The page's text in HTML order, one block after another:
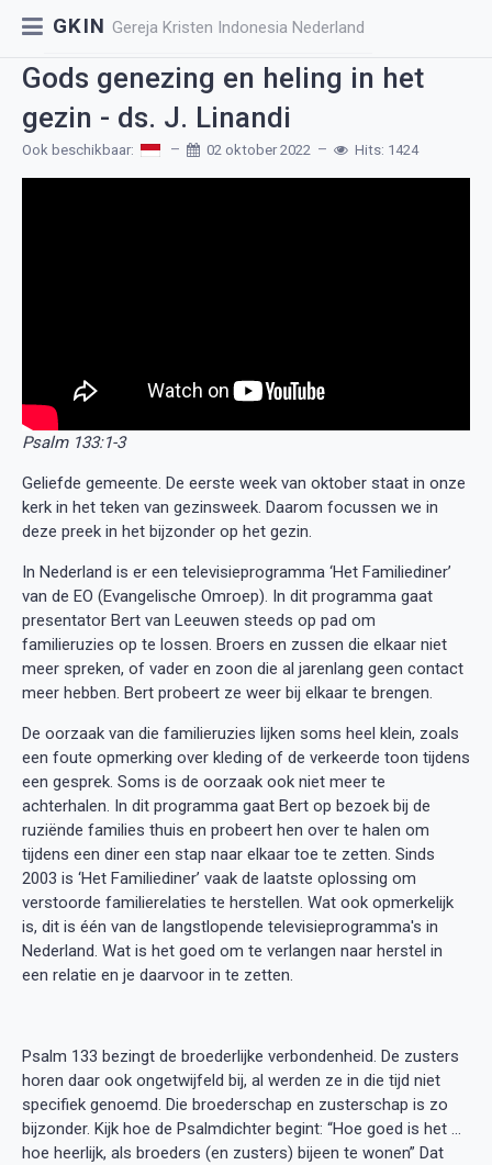
GKIN Gereja Kristen Indonesia Nederland
Gods genezing en heling in het
gezin - ds. J. Linandi
Ook beschikbaar: 02 oktober 2022 Hits: 1424
Psalm 133:1-3
Geliefde gemeente. De eerste week van oktober staat in onze
kerk in het teken van gezinsweek. Daarom focussen we in
deze preek in het bijzonder op het gezin.
In Nederland is er een televisieprogramma ‘Het Familiediner’
van de EO (Evangelische Omroep). In dit programma gaat
presentator Bert van Leeuwen steeds op pad om
familieruzies op te lossen. Broers en zussen die elkaar niet
meer spreken, of vader en zoon die al jarenlang geen contact
meer hebben. Bert probeert ze weer bij elkaar te brengen.
De oorzaak van die familieruzies lijken soms heel klein, zoals
een foute opmerking over kleding of de verkeerde toon tijdens
een gesprek. Soms is de oorzaak ook niet meer te
achterhalen. In dit programma gaat Bert op bezoek bij de
ruziënde families thuis en probeert hen over te halen om
tijdens een diner een stap naar elkaar toe te zetten. Sinds
2003 is ‘Het Familiediner’ vaak de laatste oplossing om
verstoorde familierelaties te herstellen. Wat ook opmerkelijk
is, dit is één van de langstlopende televisieprogramma's in
Nederland. Wat is het goed om te verlangen naar herstel in
een relatie en je daarvoor in te zetten.
Psalm 133 bezingt de broederlijke verbondenheid. De zusters
horen daar ook ongetwijfeld bij, al werden ze in die tijd niet
specifiek genoemd. Die broederschap en zusterschap is zo
bijzonder. Kijk hoe de Psalmdichter begint: “Hoe goed is het …
hoe heerlijk, als broeders (en zusters) bijeen te wonen” Dat